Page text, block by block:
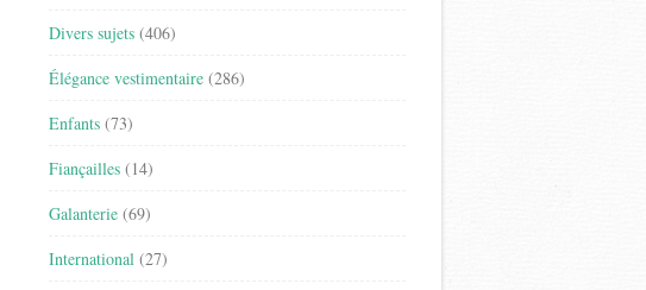
Divers sujets (406)
Élégance vestimentaire (286)
Enfants (73)
Fiançailles (14)
Galanterie (69)
International (27)